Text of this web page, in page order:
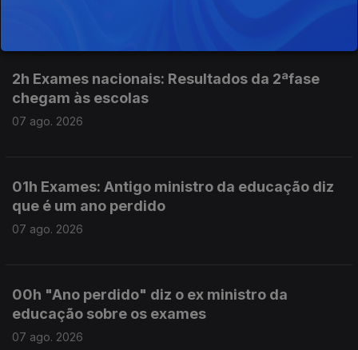
2h Exames nacionais: Resultados da 2ªfase
chegam às escolas
07 ago. 2026
01h Exames: Antigo ministro da educação diz
que é um ano perdido
07 ago. 2026
00h "Ano perdido" diz o ex ministro da
educação sobre os exames
07 ago. 2026